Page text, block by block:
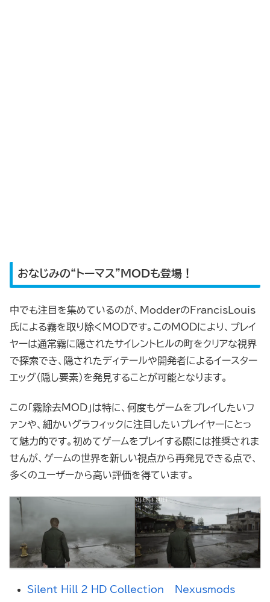
おなじみの“トーマス”MODも登場！
中でも注目を集めているのが、ModderのFrancisLouis
氏による霧を取り除くMODです。このMODにより、プレイ
ヤーは通常霧に隠されたサイレントヒルの町をクリアな視界
で探索でき、隠されたディテールや開発者によるイースター
エッグ（隠し要素）を発見することが可能となります。
この「霧除去MOD」は特に、何度もゲームをプレイしたいフ
ァンや、細かいグラフィックに注目したいプレイヤーにとっ
て魅力的です。初めてゲームをプレイする際には推奨されま
せんが、ゲームの世界を新しい視点から再発見できる点で、
多くのユーザーから高い評価を得ています。
Silent Hill 2 HD Collection – Nexusmods